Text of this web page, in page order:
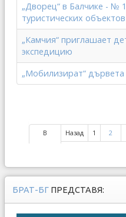
„Дворец“ в Балчике - №
туристических
„Камчия“ приглашает
экспедицию
„Мобилизират“
В
Назад 1 2
БРАТ-БГ ПРЕДСТАВЯ: